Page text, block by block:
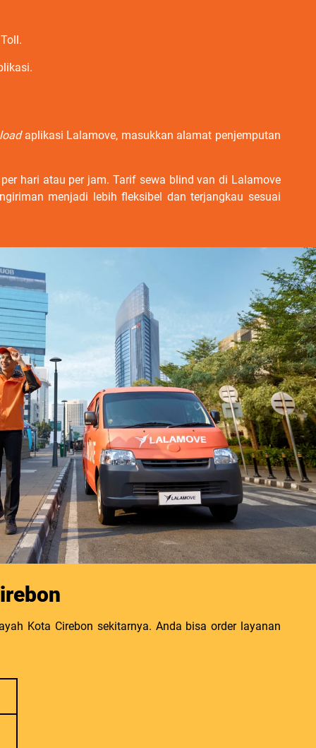
aplikasi Lalamove, masukkan alamat penjemputan
hari atau per jam. Tarif sewa blind van di Lalamove
menjadi lebih fleksibel dan terjangkau sesuai
Kota Cirebon sekitarnya. Anda bisa order layanan